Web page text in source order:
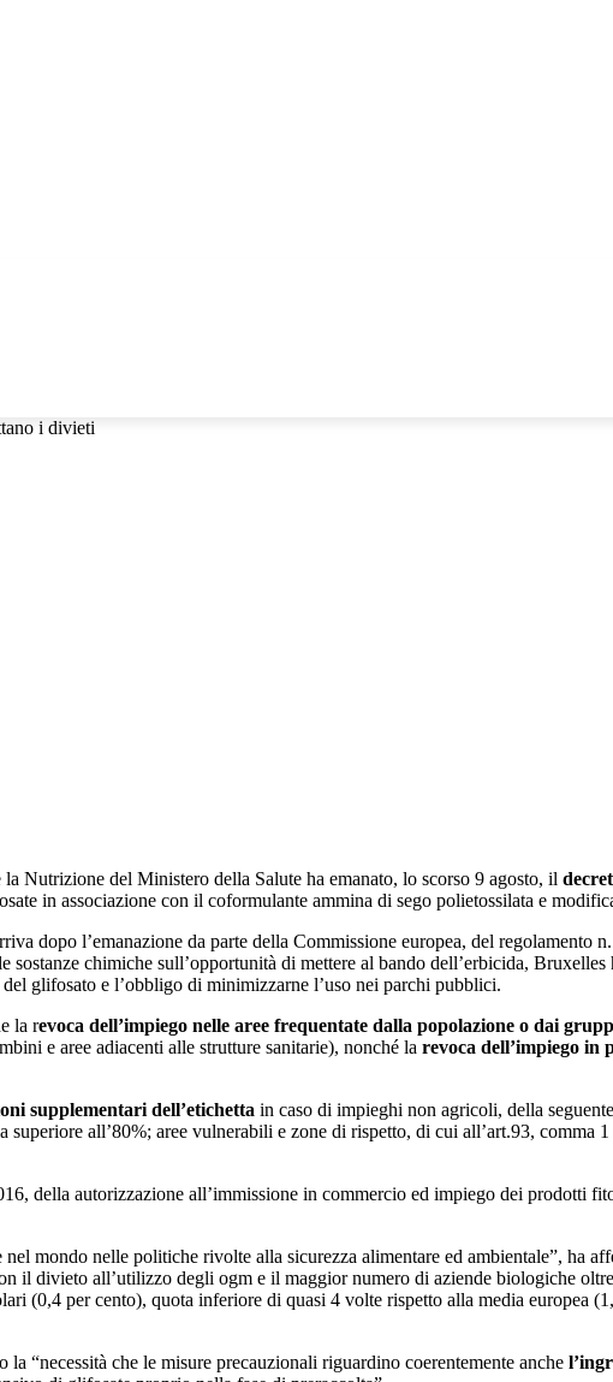
i divieti
Nutrizione del Ministero della Salute ha emanato, lo scorso 9 agosto, il
in associazione con il coformulante ammina di sego polietossilata e
dopo l’emanazione da parte della Commissione europea, del regolamento
sostanze chimiche sull’opportunità di mettere al bando dell’erbicida,
glifosato e l’obbligo di minimizzarne l’uso nei parchi pubblici.
la revoca dell’impiego nelle aree frequentate dalla popolazione o dai
e aree adiacenti alle strutture sanitarie), nonché la revoca dell’impiego in
supplementari dell’etichetta in caso di impieghi non agricoli, della
all’80%; aree vulnerabili e zone di rispetto, di cui all’art.93, comma
della autorizzazione all’immissione in commercio ed impiego dei prodotti
mondo nelle politiche rivolte alla sicurezza alimentare ed ambientale”, ha
il divieto all’utilizzo degli ogm e il maggior numero di aziende biologiche
(0,4 per cento), quota inferiore di quasi 4 volte rispetto alla media europea
“necessità che le misure precauzionali riguardino coerentemente anche